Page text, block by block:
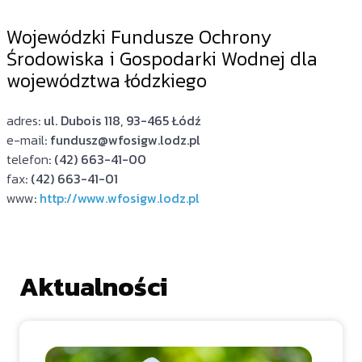
Wojewódzki Fundusze Ochrony
Środowiska i Gospodarki Wodnej dla
województwa łódzkiego
adres: ul. Dubois 118, 93-465 Łódź
e-mail: fundusz@wfosigw.lodz.pl
telefon: (42) 663-41-00
fax: (42) 663-41-01
www: http://www.wfosigw.lodz.pl
Aktualności